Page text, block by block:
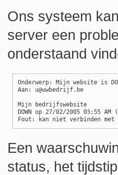
Ons systeem
server een
onderstaand
Onderwerp: Mijn website is
Aan: u@uwbedrijf.be
Mijn bedrijfswebsite
DOWN op 27/02/2005 03:55 AM
Fout: kan niet verbinden met
Een
status, het